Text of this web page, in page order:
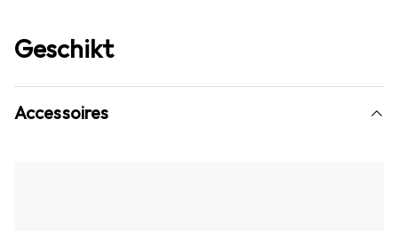
Geschikt
Accessoires